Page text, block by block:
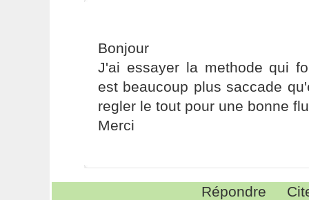
Bonjour
J'ai essayer la methode qui
est beaucoup plus saccade
regler le tout pour une bonne
Merci
Répondre